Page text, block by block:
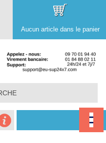
Aucun article dans le panier